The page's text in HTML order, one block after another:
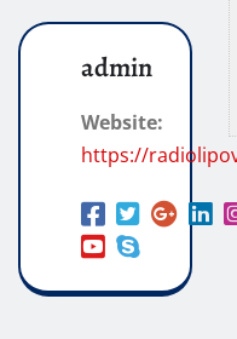
admin
Website:
https://